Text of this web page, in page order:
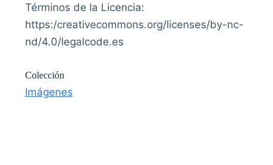
Términos de la Licencia:
https:/creativecommons.org/licenses/by-nc-
nd/4.0/legalcode.es
Colección
Imágenes